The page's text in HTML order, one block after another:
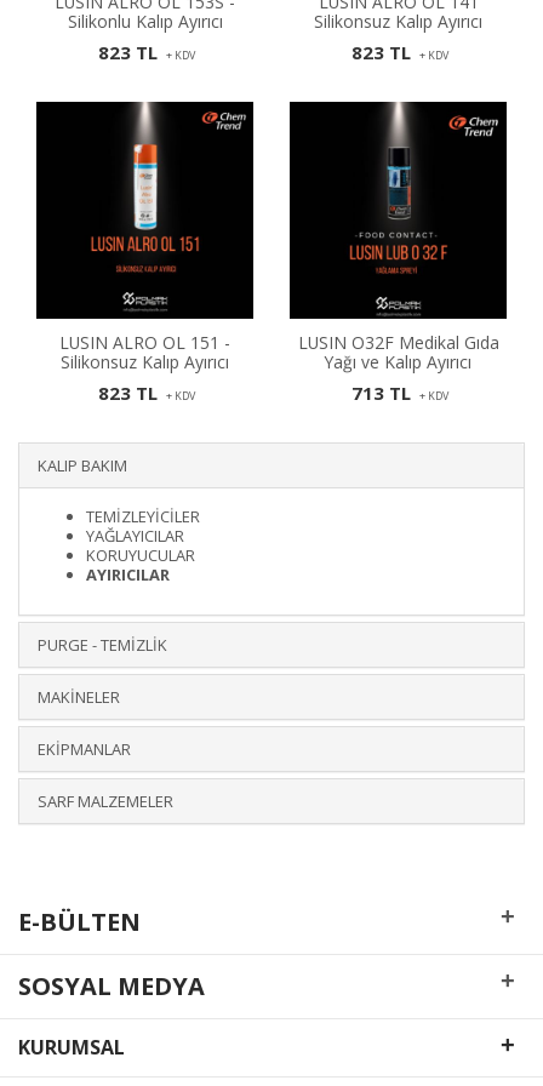
Silikonlu Kalıp Ayırıcı
823 TL + KDV
Silikonsuz Kalıp Ayırıcı
823 TL + KDV
LUSIN ALRO OL 151 -
Silikonsuz Kalıp Ayırıcı
823 TL + KDV
LUSIN O32F Medikal Gıda
Yağı ve Kalıp Ayırıcı
713 TL + KDV
KALIP BAKIM
TEMİZLEYİCİLER
YAĞLAYICILAR
KORUYUCULAR
AYIRICILAR
PURGE - TEMİZLİK
MAKİNELER
EKİPMANLAR
SARF MALZEMELER
E-BÜLTEN +
SOSYAL MEDYA +
KURUMSAL +